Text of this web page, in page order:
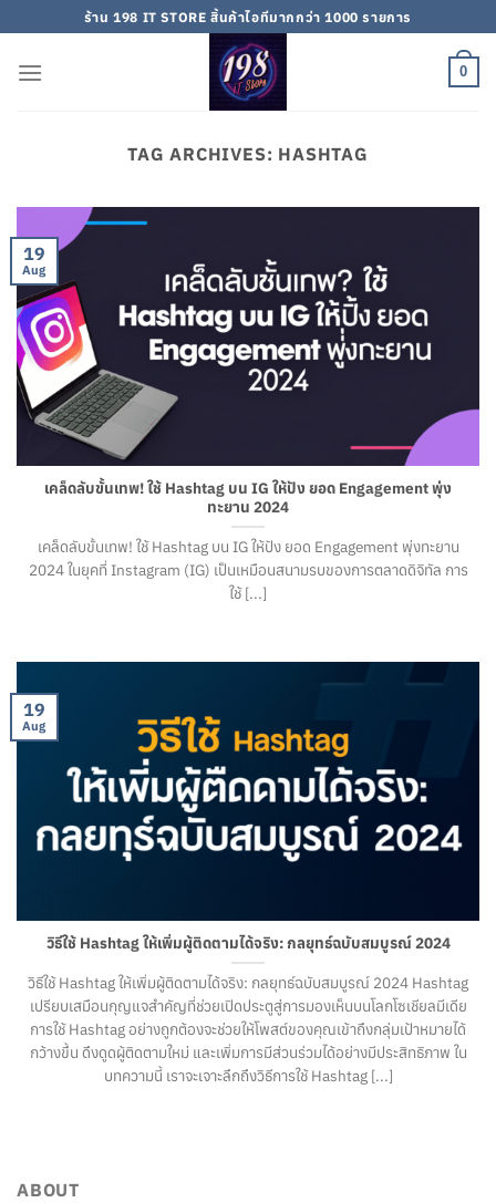
to
content
ร้าน 198 IT STORE สิ้นค้าไอทีมากกว่า 1000 รายการ
0
TAG ARCHIVES: HASHTAG
เคล็ดลับขั้นเทพ! ใช้ Hashtag บน IG ให้ปัง ยอด Engagement พุ่ง
ทะยาน 2024
เคล็ดลับขั้นเทพ! ใช้ Hashtag บน IG ให้ปัง ยอด Engagement พุ่งทะยาน
2024 ในยุคที่ Instagram (IG) เป็นเหมือนสนามรบของการตลาดดิจิทัล การ
ใช้ [...]
19
Aug
วิธีใช้ Hashtag ให้เพิ่มผู้ติดตามได้จริง: กลยุทธ์ฉบับสมบูรณ์ 2024
วิธีใช้ Hashtag ให้เพิ่มผู้ติดตามได้จริง: กลยุทธ์ฉบับสมบูรณ์ 2024 Hashtag
เปรียบเสมือนกุญแจสำคัญที่ช่วยเปิดประตูสู่การมองเห็นบนโลกโซเชียลมีเดีย
การใช้ Hashtag อย่างถูกต้องจะช่วยให้โพสต์ของคุณเข้าถึงกลุ่มเป้าหมายได้
กว้างขึ้น ดึงดูดผู้ติดตามใหม่ และเพิ่มการมีส่วนร่วมได้อย่างมีประสิทธิภาพ ใน
บทความนี้ เราจะเจาะลึกถึงวิธีการใช้ Hashtag [...]
19
Aug
ABOUT